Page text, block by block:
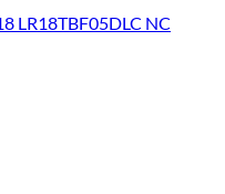
LR18TBF05DLC NC